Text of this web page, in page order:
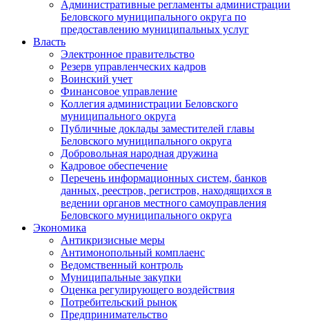
Административные регламенты администрации
Беловского муниципального округа по
предоставлению муниципальных услуг
Власть
Электронное правительство
Резерв управленческих кадров
Воинский учет
Финансовое управление
Коллегия администрации Беловского
муниципального округа
Публичные доклады заместителей главы
Беловского муниципального округа
Добровольная народная дружина
Кадровое обеспечение
Перечень информационных систем, банков
данных, реестров, регистров, находящихся в
ведении органов местного самоуправления
Беловского муниципального округа
Экономика
Антикризисные меры
Антимонопольный комплаенс
Ведомственный контроль
Муниципальные закупки
Оценка регулирующего воздействия
Потребительский рынок
Предпринимательство